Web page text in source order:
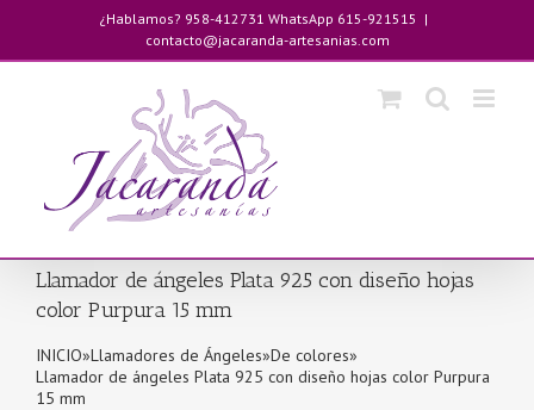
contenido
¿Hablamos? 958-412731 WhatsApp 615-921515 |
contacto@jacaranda-artesanias.com
Llamador de ángeles Plata 925 con diseño hojas
color Purpura 15 mm
INICIO»Llamadores de Ángeles»De colores»
Llamador de ángeles Plata 925 con diseño hojas color Purpura
15 mm